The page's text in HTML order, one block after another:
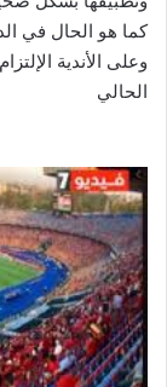
كما هو الحال في
وعلى الأندية
الحالي